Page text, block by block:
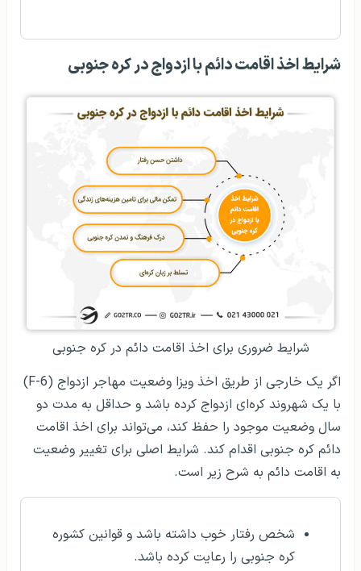
شرایط اخذ اقامت دائم با ازدواج در کره جنوبی
شرایط ضروری برای اخذ اقامت دائم در کره جنوبی
اگر یک خارجی از طریق اخذ ویزا وضعیت مهاجر ازدواج (F-6)
با یک شهروند کره‌ای ازدواج کرده باشد و حداقل به مدت دو
سال وضعیت موجود را حفظ کند، می‌تواند برای اخذ اقامت
دائم کره جنوبی اقدام کند. شرایط اصلی برای تغییر وضعیت
به اقامت دائم به شرح زیر است.
شخص رفتار خوب داشته باشد و قوانین کشوره
کره جنوبی را رعایت کرده باشد.